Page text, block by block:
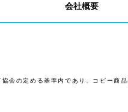
会社概要
会の定める基準内であり、コピー商品